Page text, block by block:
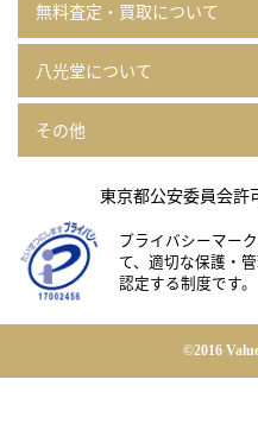
無料査定・買取について
八光堂について
その他
東京都公安委員会
プライバシーマー
て、適切な保護・
認定する制度です。
©2016